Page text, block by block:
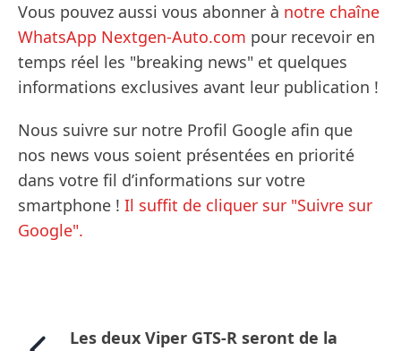
Vous pouvez aussi vous abonner à notre chaîne
WhatsApp Nextgen-Auto.com pour recevoir en
temps réel les "breaking news" et quelques
informations exclusives avant leur publication !
Nous suivre sur notre Profil Google afin que
nos news vous soient présentées en priorité
dans votre fil d’informations sur votre
smartphone ! Il suffit de cliquer sur "Suivre sur
Google".
Les deux Viper GTS-R seront de la